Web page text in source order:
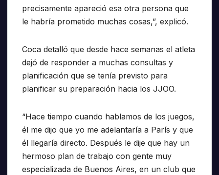
precisamente apareció esa otra persona que
le habría prometido muchas cosas,”, explicó.
Coca detalló que desde hace semanas el atleta
dejó de responder a muchas consultas y
planificación que se tenía previsto para
planificar su preparación hacia los JJOO.
“Hace tiempo cuando hablamos de los juegos,
él me dijo que yo me adelantaría a París y que
él llegaría directo. Después le dije que hay un
hermoso plan de trabajo con gente muy
especializada de Buenos Aires, en un club que